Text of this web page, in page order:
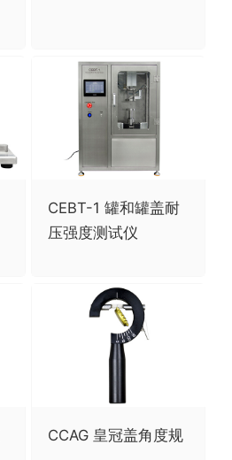
CEBT-1 罐和罐盖耐
压强度测试仪
CCAG 皇冠盖角度规